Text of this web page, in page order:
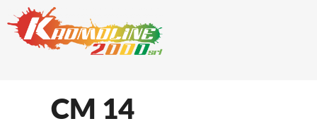
CM 14